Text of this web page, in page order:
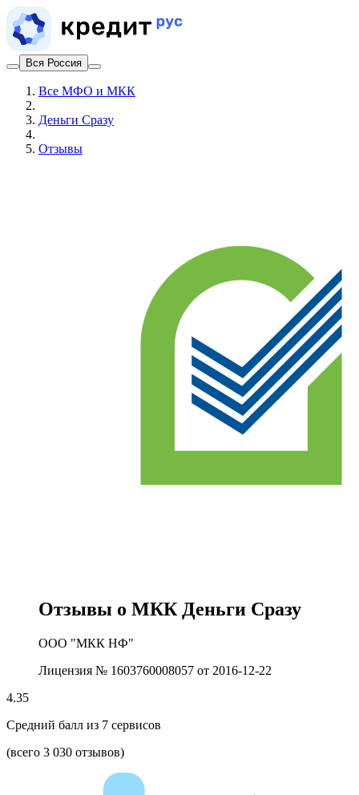
Вся Россия
Все МФО и МКК
Деньги Сразу
Отзывы
Отзывы о МКК Деньги Сразу
ООО "МКК НФ"
Лицензия № 1603760008057 от 2016-12-22
4.35
Средний балл из 7 сервисов
(всего 3 030 отзывов)